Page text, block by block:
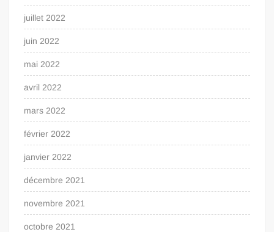
juillet 2022
juin 2022
mai 2022
avril 2022
mars 2022
février 2022
janvier 2022
décembre 2021
novembre 2021
octobre 2021